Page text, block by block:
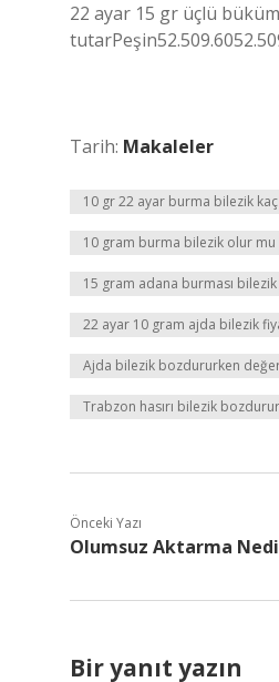
22 ayar 15 gr üçlü
Tarih: Makaleler
10 gr 22 ayar burma bilezik kaç
10 gram burma bilezik olur mu
15 gram adana burması
22 ayar 10 gram ajda bilezik
Ajda bilezik bozdururken
Trabzon hasırı bilezik
Önceki Yazı
Olumsuz Aktarma
Bir yanıt yazın